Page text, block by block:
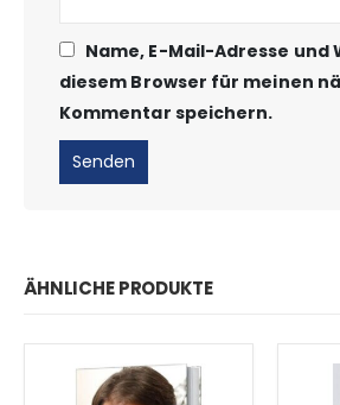
Name, E-Mail-Adresse und
diesem Browser für meinen
Kommentar speichern.
ÄHNLICHE PRODUKTE